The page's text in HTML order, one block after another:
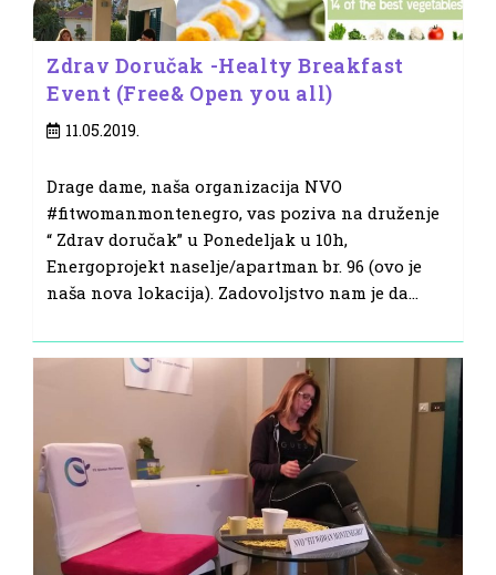
Zdrav Doručak -Healty Breakfast
Event (Free& Open you all)
Post
11.05.2019.
Drage dame, naša organizacija NVO
#fitwomanmontenegro, vas poziva na druženje
“ Zdrav doručak” u Ponedeljak u 10h,
Energoprojekt naselje/apartman br. 96 (ovo je
naša nova lokacija). Zadovoljstvo nam je da…